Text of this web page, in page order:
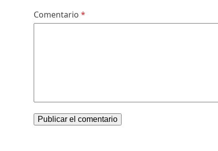
Comentario*